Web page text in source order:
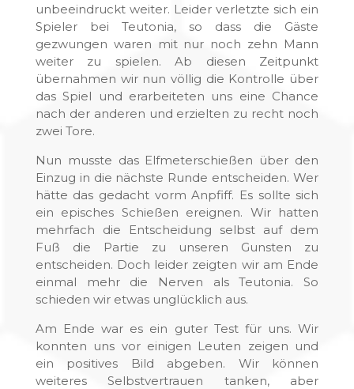
unbeeindruckt weiter. Leider verletzte sich ein
Spieler bei Teutonia, so dass die Gäste
gezwungen waren mit nur noch zehn Mann
weiter zu spielen. Ab diesen Zeitpunkt
übernahmen wir nun völlig die Kontrolle über
das Spiel und erarbeiteten uns eine Chance
nach der anderen und erzielten zu recht noch
zwei Tore.
Nun musste das Elfmeterschießen über den
Einzug in die nächste Runde entscheiden. Wer
hätte das gedacht vorm Anpfiff. Es sollte sich
ein episches Schießen ereignen. Wir hatten
mehrfach die Entscheidung selbst auf dem
Fuß die Partie zu unseren Gunsten zu
entscheiden. Doch leider zeigten wir am Ende
einmal mehr die Nerven als Teutonia. So
schieden wir etwas unglücklich aus.
Am Ende war es ein guter Test für uns. Wir
konnten uns vor einigen Leuten zeigen und
ein positives Bild abgeben. Wir können
weiteres Selbstvertrauen tanken, aber